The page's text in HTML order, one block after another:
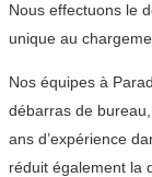
Nous effectuons le
unique au
Nos équipes à
débarras de
ans d’expérience
réduit également la